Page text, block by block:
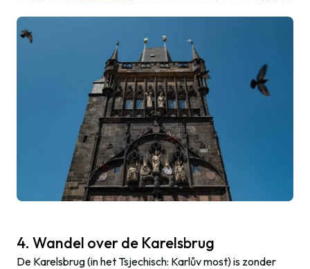
4. Wandel over de Karelsbrug
De Karelsbrug (in het Tsjechisch: Karlův most) is zonder